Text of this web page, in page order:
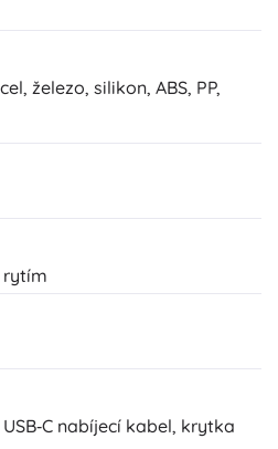
železo, silikon, ABS, PP,
rytím
nabíjecí kabel, krytka